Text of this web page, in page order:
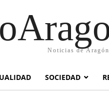
Noticias de Aragón
SOCIEDAD